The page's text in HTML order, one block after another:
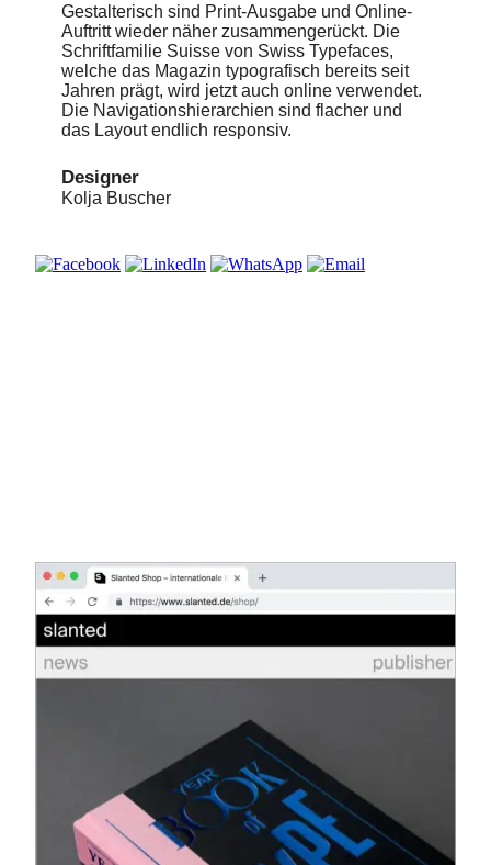
Gestalterisch sind Print-Ausgabe und Online-
Auftritt wieder näher zusammengerückt. Die
Schriftfamilie Suisse von Swiss Typefaces,
welche das Magazin typografisch bereits seit
Jahren prägt, wird jetzt auch online verwendet.
Die Navigationshierarchien sind flacher und
das Layout endlich responsiv.
Designer
Kolja Buscher